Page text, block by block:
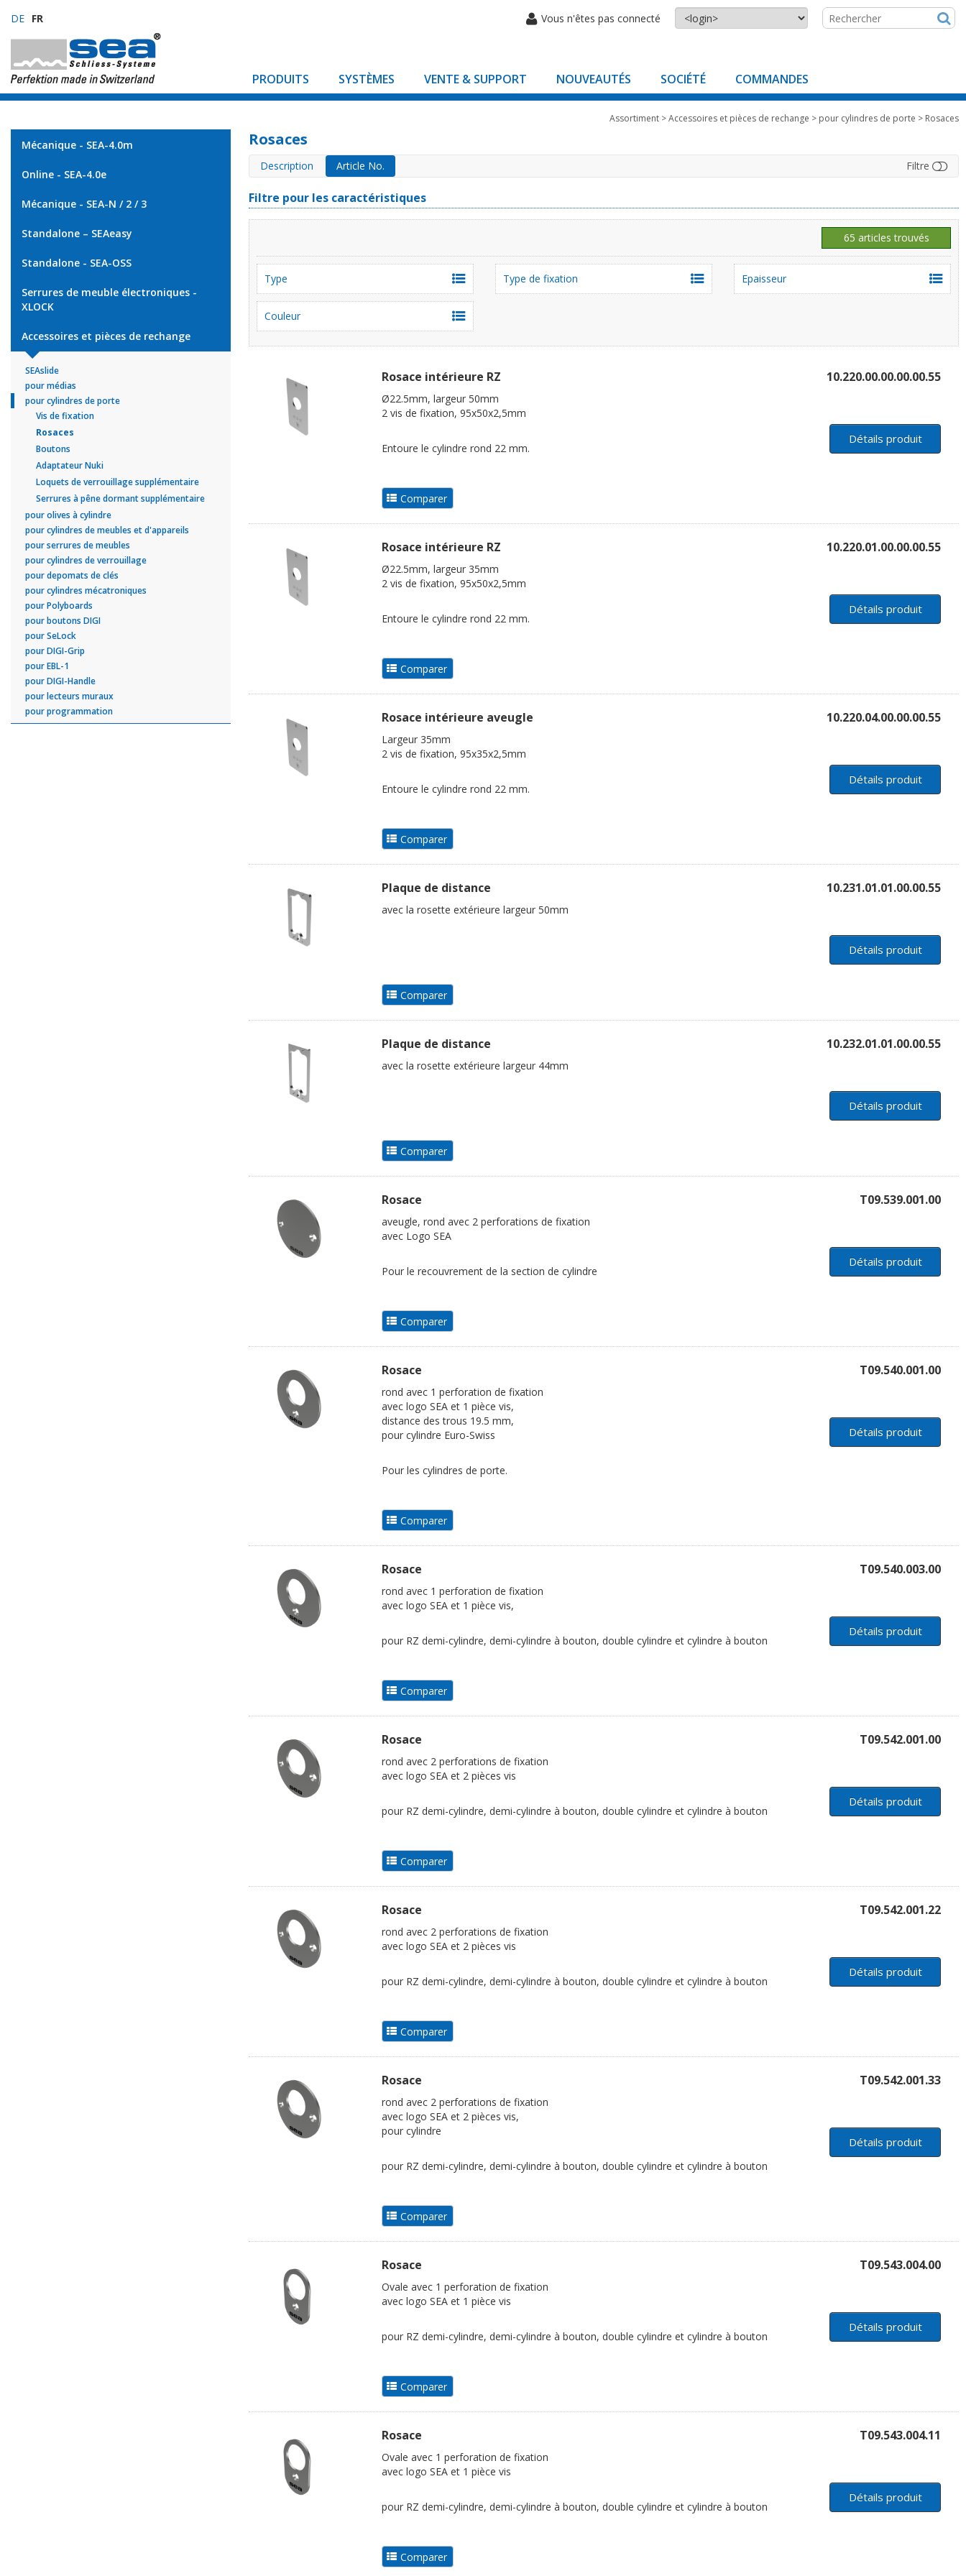
DE FR Vous n'êtes pas connecté
PRODUITS SYSTÈMES VENTE & SUPPORT NOUVEAUTÉS SOCIÉTÉ COMMANDES
Mécanique - SEA-4.0m
Online - SEA-4.0e
Mécanique - SEA-N / 2 / 3
Standalone – SEAeasy
Standalone - SEA-OSS
Serrures de meuble électroniques -
XLOCK
Accessoires et pièces de rechange
SEAslide
pour médias
pour cylindres de porte
Vis de fixation
Rosaces
Boutons
Adaptateur Nuki
Loquets de verrouillage supplémentaire
Serrures à pêne dormant supplémentaire
pour olives à cylindre
pour cylindres de meubles et d'appareils
pour serrures de meubles
pour cylindres de verrouillage
pour depomats de clés
pour cylindres mécatroniques
pour Polyboards
pour boutons DIGI
pour SeLock
pour DIGI-Grip
pour EBL-1
pour DIGI-Handle
pour lecteurs muraux
pour programmation
Assortiment >Accessoires et pièces de rechange > pour cylindres de porte > Rosaces
Rosaces
Description Article No. Filtre
Filtre pour les caractéristiques
65 articles trouvés
Type Type de fixation Epaisseur
Couleur
Rosace intérieure RZ 10.220.00.00.00.00.55
Ø22.5mm, largeur 50mm
2 vis de fixation, 95x50x2,5mm
Entoure le cylindre rond 22 mm.
Détails produit
Rosace intérieure RZ 10.220.01.00.00.00.55
Ø22.5mm, largeur 35mm
2 vis de fixation, 95x50x2,5mm
Entoure le cylindre rond 22 mm.
Détails produit
Rosace intérieure aveugle 10.220.04.00.00.00.55
Largeur 35mm
2 vis de fixation, 95x35x2,5mm
Entoure le cylindre rond 22 mm.
Détails produit
Plaque de distance 10.231.01.01.00.00.55
avec la rosette extérieure largeur 50mm
Détails produit
Plaque de distance 10.232.01.01.00.00.55
avec la rosette extérieure largeur 44mm
Détails produit
Rosace T09.539.001.00
aveugle, rond avec 2 perforations de fixation
avec Logo SEA
Pour le recouvrement de la section de cylindre
Détails produit
Rosace T09.540.001.00
rond avec 1 perforation de fixation
avec logo SEA et 1 pièce vis,
distance des trous 19.5 mm,
pour cylindre Euro-Swiss
Pour les cylindres de porte.
Détails produit
Rosace T09.540.003.00
rond avec 1 perforation de fixation
avec logo SEA et 1 pièce vis,
pour RZ demi-cylindre, demi-cylindre à bouton, double cylindre et cylindre à bouton
Détails produit
Rosace T09.542.001.00
rond avec 2 perforations de fixation
avec logo SEA et 2 pièces vis
pour RZ demi-cylindre, demi-cylindre à bouton, double cylindre et cylindre à bouton
Détails produit
Rosace T09.542.001.22
rond avec 2 perforations de fixation
avec logo SEA et 2 pièces vis
pour RZ demi-cylindre, demi-cylindre à bouton, double cylindre et cylindre à bouton
Détails produit
Rosace T09.542.001.33
rond avec 2 perforations de fixation
avec logo SEA et 2 pièces vis,
pour cylindre
pour RZ demi-cylindre, demi-cylindre à bouton, double cylindre et cylindre à bouton
Détails produit
Rosace T09.543.004.00
Ovale avec 1 perforation de fixation
avec logo SEA et 1 pièce vis
pour RZ demi-cylindre, demi-cylindre à bouton, double cylindre et cylindre à bouton
Détails produit
Rosace T09.543.004.11
Ovale avec 1 perforation de fixation
avec logo SEA et 1 pièce vis
pour RZ demi-cylindre, demi-cylindre à bouton, double cylindre et cylindre à bouton
Détails produit